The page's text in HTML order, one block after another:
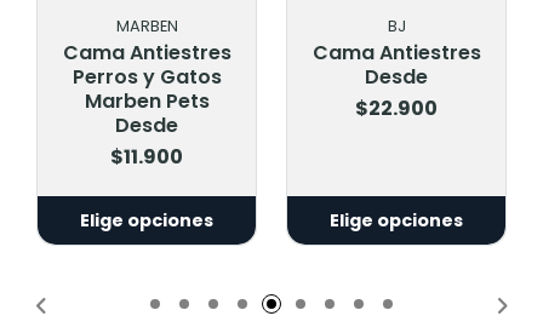
BJ
Cama Antiestres
Desde
$22.900
Elige opciones
OTRO
Bolso Transporte S
Diseños
$8.900
Agregar